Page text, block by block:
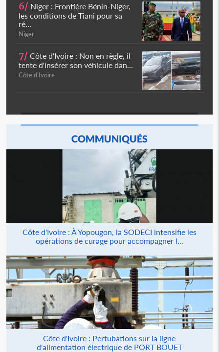
6/ Niger : Frontière Bénin-Niger,
les conditions de Tiani pour sa
ré...
Niger
7/ Côte d'Ivoire : Non en règle, il
tente d'insérer son véhicule dan...
Côte d'Ivoire
COMMUNIQUÉS
Côte d'Ivoire : À Yopougon, la SODECI intensifie les
opérations de curage pour accompagner l...
Côte d'Ivoire : Pertubations sur la ligne
d'alimentation électrique de PORT BOUET